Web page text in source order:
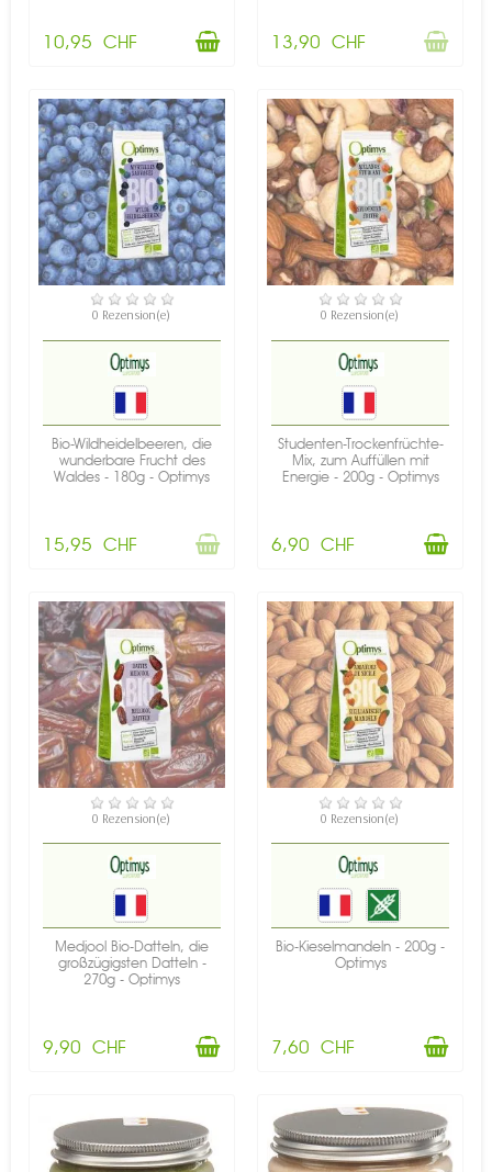
10,95 CHF 13,90 CHF
NICHT AUF LAGER
0 Rezension(e)
Bio-Wildheidelbeeren, die
wunderbare Frucht des
Waldes - 180g - Optimys
15,95 CHF
VERFÜGBAR
0 Rezension(e)
Studenten-Trockenfrüchte-
Mix, zum Auffüllen mit
Energie - 200g - Optimys
6,90 CHF
VERFÜGBAR
0 Rezension(e)
Medjool Bio-Datteln, die
großzügigsten Datteln -
270g - Optimys
9,90 CHF
VERFÜGBAR
0 Rezension(e)
Bio-Kieselmandeln - 200g -
Optimys
7,60 CHF